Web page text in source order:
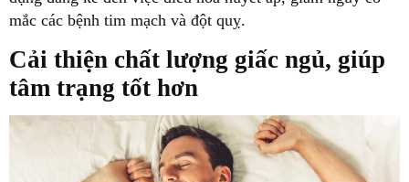
Cải thiện chất lượng giấc ngủ, giúp
tâm trạng tốt hơn